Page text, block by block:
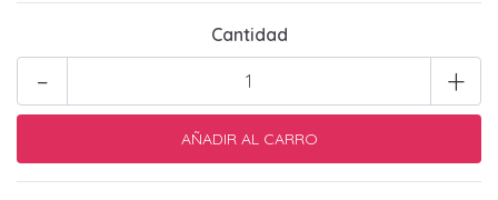
Cantidad
+
-